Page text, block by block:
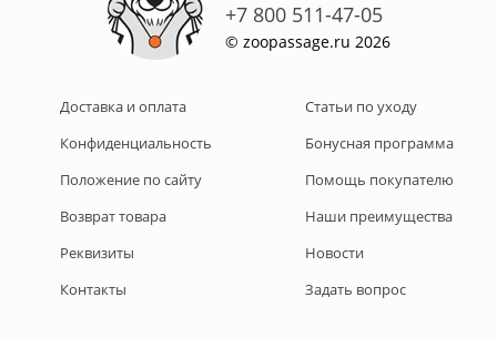
+7 800 511-47-05
© zoopassage.ru 2026
Доставка и оплата
Конфиденциальность
Положение по сайту
Возврат товара
Реквизиты
Контакты
Статьи по уходу
Бонусная программа
Помощь покупателю
Наши преимущества
Новости
Задать вопрос